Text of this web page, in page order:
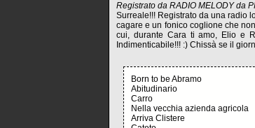
Registrato da RADIO MELODY da
Surreale!!! Registrato da una radio
cagare e un fonico coglione che
cui, durante Cara ti amo, Elio e
Indimenticabile!!! :) Chissà se il
Born to be Abramo
Abitudinario
Carro
Nella vecchia azienda agricola
Arriva Clistere